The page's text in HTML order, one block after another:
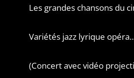
Les grandes chansons du
Variétés jazz lyrique
(Concert avec vidéo